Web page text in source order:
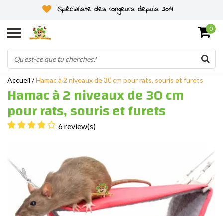
Spécialiste des rongeurs depuis 2011
0
Accueil /Hamac à 2 niveaux de 30 cm pour rats, souris et furets
Hamac à 2 niveaux de 30 cm
pour rats, souris et furets
6 review(s)